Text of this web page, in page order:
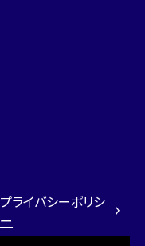
プライバシーポリシ
ー